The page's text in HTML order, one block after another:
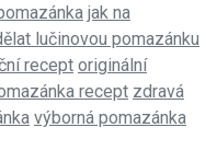
jak na
lučinovou pomazánku
recept originální
recept zdravá
výborná pomazánka